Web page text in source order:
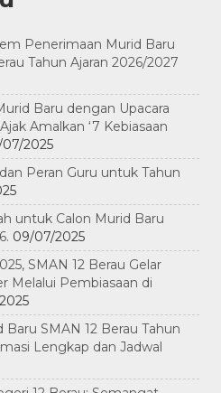
Penerimaan Murid Baru
Tahun Ajaran 2026/2027
Baru dengan Upacara
Amalkan ‘7 Kebiasaan
07/2025
Peran Guru untuk Tahun
untuk Calon Murid Baru
09/07/2025
SMAN 12 Berau Gelar
Melalui Pembiasaan di
SMAN 12 Berau Tahun
Lengkap dan Jadwal